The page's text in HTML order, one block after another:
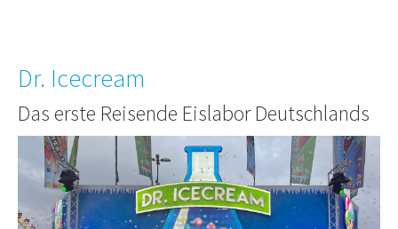
Dr. Icecream
Das erste Reisende Eislabor Deutschlands